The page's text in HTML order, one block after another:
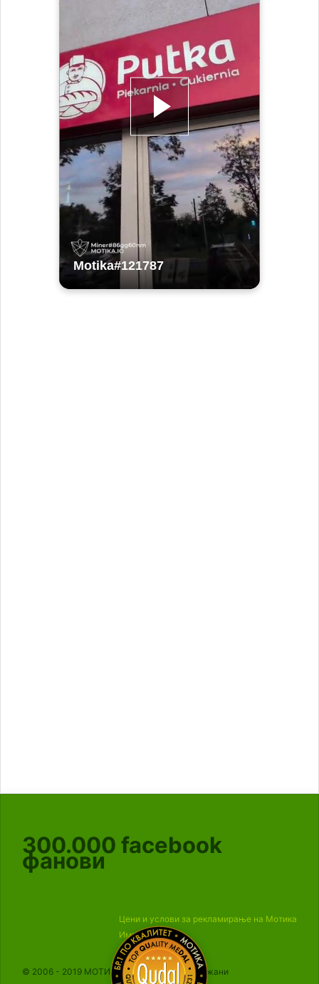
300.000 facebook
фанови
Цени и услови за рекламирање на Мотика
Импресум
© 2006 - 2019 МОТИКА, Сите права се задржани